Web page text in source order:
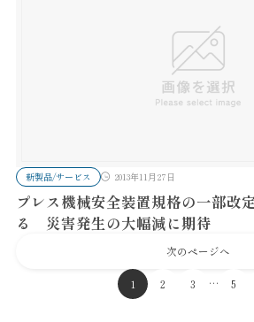
新製品/サービス 2013年11月27日
プレス機械安全装置規格の一部改
る 災害発生の大幅減に期待
次のページへ
1 2 3 … 5